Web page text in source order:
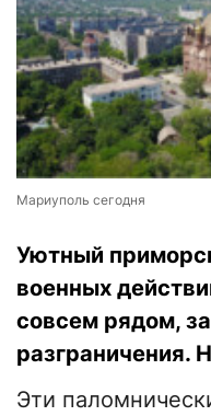
Мариуполь сегодня
Уютный
военных
совсем рядом,
разграничения.
Эти